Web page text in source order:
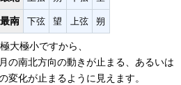
最南 下弦 望 上弦 朔
大極小ですから、
の南北方向の動きが止まる、あるいは
変化が止まるように見えます。